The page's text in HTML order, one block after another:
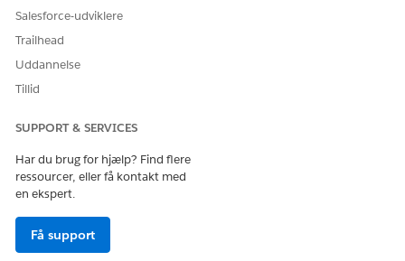
Salesforce-udviklere
Trailhead
Uddannelse
Tillid
SUPPORT & SERVICES
Har du brug for hjælp? Find flere
ressourcer, eller få kontakt med
en ekspert.
Få support